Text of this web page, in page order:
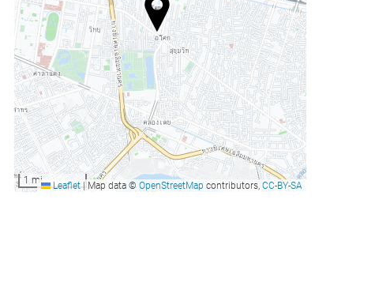
1 mi Leaflet |Map data © OpenStreetMap contributors, CC-BY-SA